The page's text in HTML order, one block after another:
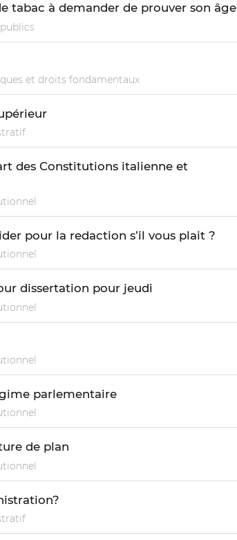
tabac à demander de prouver son âge
et droits fondamentaux
des Constitutions italienne et
pour la redaction s’il vous plait ?
dissertation pour jeudi
parlementaire
de plan